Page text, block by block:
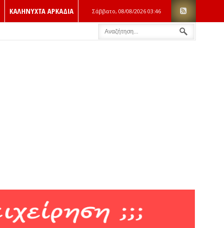
ΚΑΛΗΝΥΧΤΑ ΑΡΚΑΔΙΑ Σάββατο, 08/08/2026 03:46